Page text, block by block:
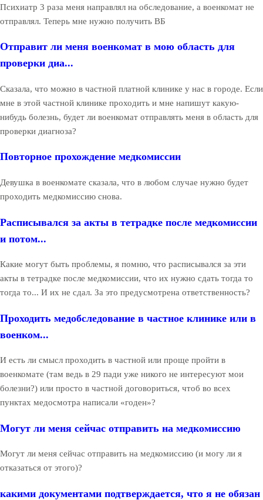
Психиатр 3 раза меня направлял на обследование, а военкомат не
отправлял. Теперь мне нужно получить ВБ
Отправит ли меня военкомат в мою область для
проверки диа...
Сказала, что можно в частной платной клинике у нас в городе. Если
мне в этой частной клинике проходить и мне напишут какую-
нибудь болезнь, будет ли военкомат отправлять меня в область для
проверки диагноза?
Повторное прохождение медкомиссии
Девушка в военкомате сказала, что в любом случае нужно будет
проходить медкомиссию снова.
Расписывался за акты в тетрадке после медкомиссии
и потом...
Какие могут быть проблемы, я помню, что расписывался за эти
акты в тетрадке после медкомиссии, что их нужно сдать тогда то
тогда то... И их не сдал. За это предусмотрена ответственность?
Проходить медобследование в частное клинике или в
военком...
И есть ли смысл проходить в частной или проще пройти в
военкомате (там ведь в 29 пади уже никого не интересуют мои
болезни?) или просто в частной договориться, чтоб во всех
пунктах медосмотра написали «годен»?
Могут ли меня сейчас отправить на медкомиссию
Могут ли меня сейчас отправить на медкомиссию (и могу ли я
отказаться от этого)?
какими документами подтверждается, что я не обязан